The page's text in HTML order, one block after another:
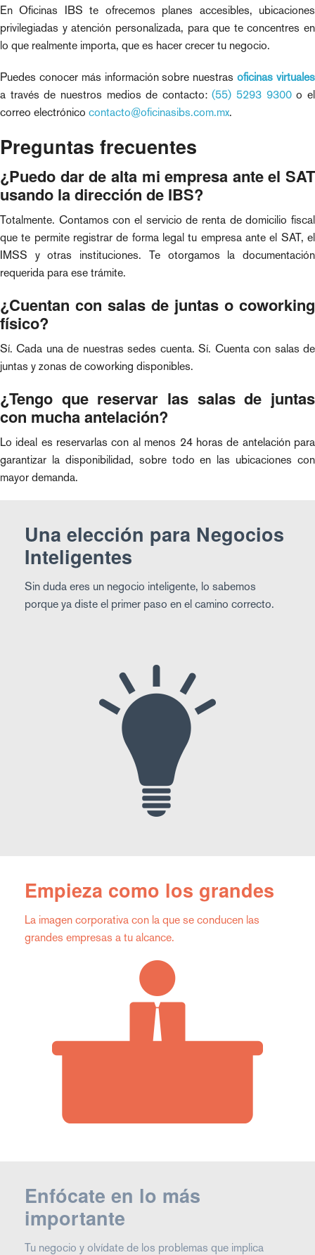
En Oficinas IBS te ofrecemos planes accesibles, ubicaciones
privilegiadas y atención personalizada, para que te concentres en
lo que realmente importa, que es hacer crecer tu negocio.
Puedes conocer más información sobre nuestrasoficinas virtuales
a través de nuestros medios de contacto:(55) 5293 9300o el
correo electrónico contacto@oficinasibs.com.mx.
Preguntas frecuentes
¿Puedo dar de alta mi empresa ante el SAT
usando la dirección de IBS?
Totalmente. Contamos con el servicio de renta de domicilio fiscal
que te permite registrar de forma legal tu empresa ante el SAT, el
IMSS y otras instituciones. Te otorgamos la documentación
requerida para ese trámite.
¿Cuentan con salas de juntas o coworking
físico?
Sí. Cada una de nuestras sedes cuenta. Sí. Cuenta con salas de
juntas y zonas de coworking disponibles.
¿Tengo que reservar las salas de juntas
con mucha antelación?
Lo ideal es reservarlas con al menos 24 horas de antelación para
garantizar la disponibilidad, sobre todo en las ubicaciones con
mayor demanda.
Una elección para Negocios
Inteligentes
Sin duda eres un negocio inteligente, lo sabemos
porque ya diste el primer paso en el camino correcto.
Empieza como los grandes
La imagen corporativa con la que se conducen las
grandes empresas a tu alcance.
Enfócate en lo más
importante
Tu negocio y olvídate de los problemas que implica